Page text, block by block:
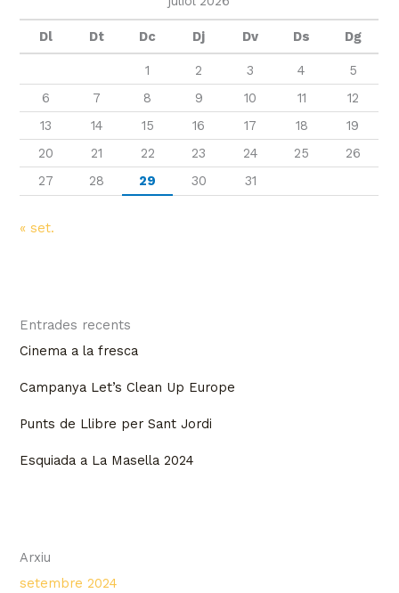
Dl Dt Dc Dj Dv Ds Dg
1 2 3 4
5
6
7 8 9 10 11
12
13
14 15 16 17 18
19
20
21 22 23 24 25
26
27
28 29 30 31
« set.
Entrades recents
Cinema a la fresca
Campanya Let’s Clean Up Europe
Punts de Llibre per Sant Jordi
Esquiada a La Masella 2024
Arxiu
setembre 2024